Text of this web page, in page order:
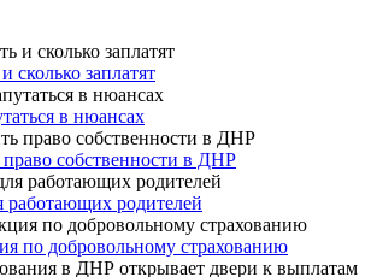
заплатят
в нюансах
собственности в ДНР
работающих родителей
по добровольному страхованию